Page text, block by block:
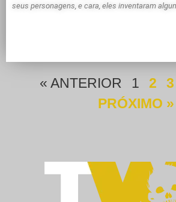
seus personagens, e cara, eles inventaram
« ANTERIOR 1 2 3
PRÓXIMO »